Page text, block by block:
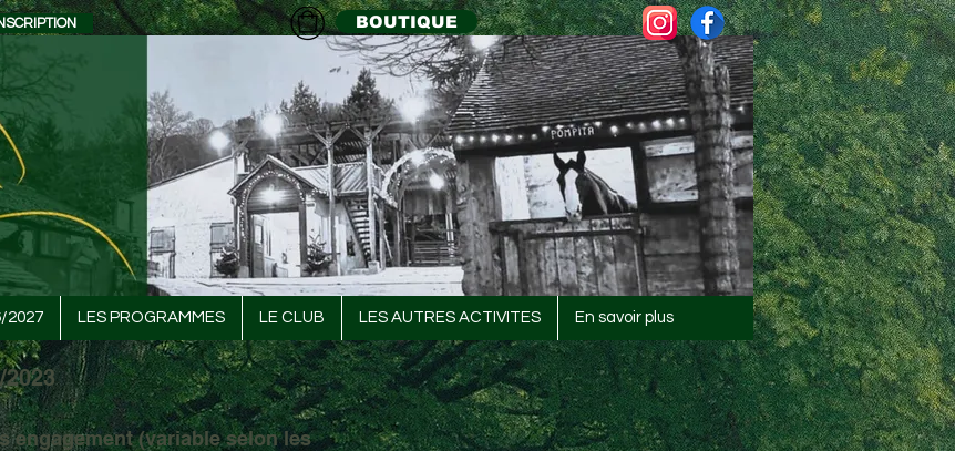
BOUTIQUE
2027 LES PROGRAMMES LE CLUB LES AUTRES ACTIVITES En savoir plus
engagement (variable selon les